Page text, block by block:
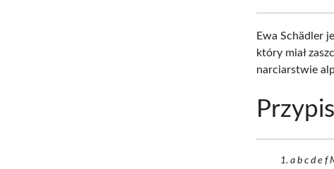
Ewa Schädler
który miał
narciarstwie
a b c d e f